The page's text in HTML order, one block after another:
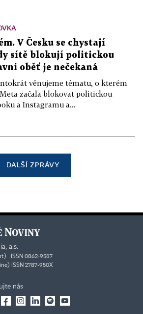
V Česku se chystají
sítě blokují politickou
oběť je nečekaná
věnujeme tématu, o kterém
začala blokovat politickou
a Instagramu a...
DALŠÍ ZPRÁVY
a.s.
ISSN 0862-9587
ISSN 2787-950X
nás